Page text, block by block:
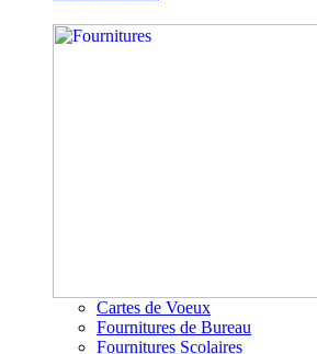
Cartes de Voeux
Fournitures de Bureau
Fournitures Scolaires